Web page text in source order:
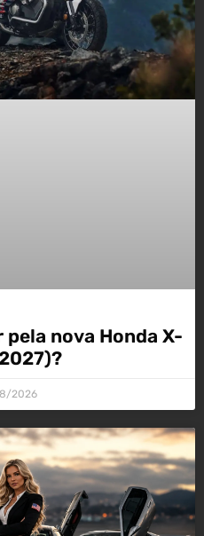
pela nova Honda X-
2026